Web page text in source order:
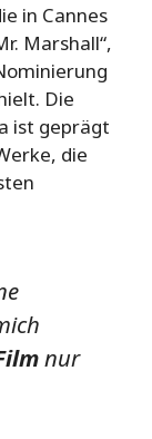
in Cannes
Marshall“,
Die
ist geprägt
die
nur